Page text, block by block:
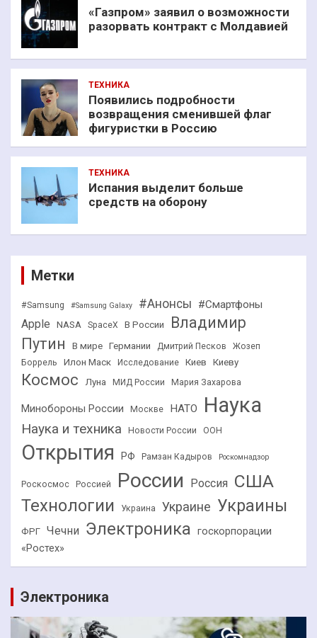
«Газпром» заявил о возможности
разорвать контракт с Молдавией
ТЕХНИКА
Появились подробности
возвращения сменившей флаг
фигуристки в Россию
ТЕХНИКА
Испания выделит больше
средств на оборону
Метки
#Samsung #Samsung Galaxy #Анонсы #Смартфоны
Apple NASA SpaceX В России
Владимир
Путин
В мире Германии Дмитрий Песков
Жозеп
Боррель
Илон Маск Исследование Киев Киеву
Космос Луна МИД России Мария Захарова
Минобороны России Москве НАТО Наука
Наука и техника Новости России ООН
Открытия РФ Рамзан Кадыров Роскомнадзор
Роскосмос Россией России Россия США
Технологии Украина Украине Украины
ФРГ Чечни Электроника госкорпорации
«Ростех»
Электроника